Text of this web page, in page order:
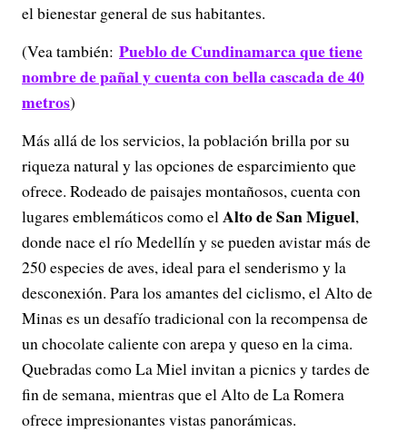
el bienestar general de sus habitantes.
(Vea también: Pueblo de Cundinamarca que tiene
nombre de pañal y cuenta con bella cascada de 40
metros)
Más allá de los servicios, la población brilla por su
riqueza natural y las opciones de esparcimiento que
ofrece. Rodeado de paisajes montañosos, cuenta con
lugares emblemáticos como elAlto de San Miguel,
donde nace el río Medellín y se pueden avistar más de
250 especies de aves, ideal para el senderismo y la
desconexión. Para los amantes del ciclismo, el Alto de
Minas es un desafío tradicional con la recompensa de
un chocolate caliente con arepa y queso en la cima.
Quebradas como La Miel invitan a picnics y tardes de
fin de semana, mientras que el Alto de La Romera
ofrece impresionantes vistas panorámicas.